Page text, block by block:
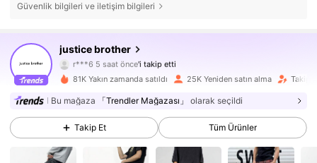
Güvenlik bilgileri ve iletişim bilgileri
justice brother
4,78
r***6 5 saat önce'i takip etti
b***2 göz atıyor
4,78
35K Takipçiler
4,78 35K Takipçiler
81K Yakın zamanda satıldı 25K Yeniden satın alma Takipçi
Bu mağaza 「Trendler Mağazası」 olarak seçildi
Takip Et Tüm Ürünler